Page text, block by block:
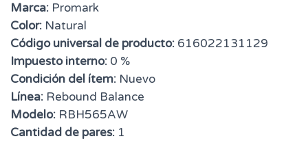
Marca: Promark
Color: Natural
Código universal de producto: 616022131129
Impuesto interno: 0 %
Condición del ítem: Nuevo
Línea: Rebound Balance
Modelo: RBH565AW
Cantidad de pares: 1